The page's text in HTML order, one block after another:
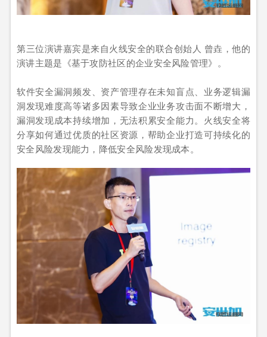
第三位演讲嘉宾是来自火线安全的联合创始人 曾垚，他的
演讲主题是《基于攻防社区的企业安全风险管理》。
软件安全漏洞频发、资产管理存在未知盲点、业务逻辑漏
洞发现难度高等诸多因素导致企业业务攻击面不断增大，
漏洞发现成本持续增加，无法积累安全能力。火线安全将
分享如何通过优质的社区资源，帮助企业打造可持续化的
安全风险发现能力，降低安全风险发现成本。